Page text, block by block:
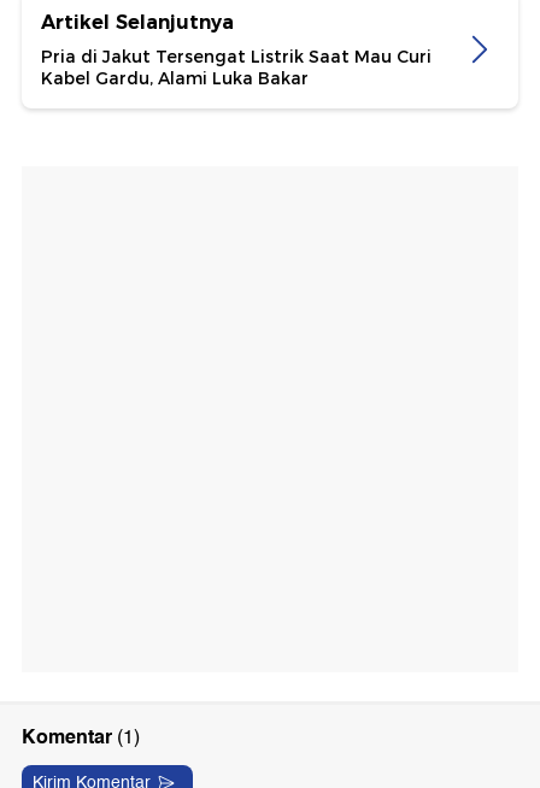
Artikel Selanjutnya
Pria di Jakut Tersengat Listrik Saat Mau Curi
Kabel Gardu, Alami Luka Bakar